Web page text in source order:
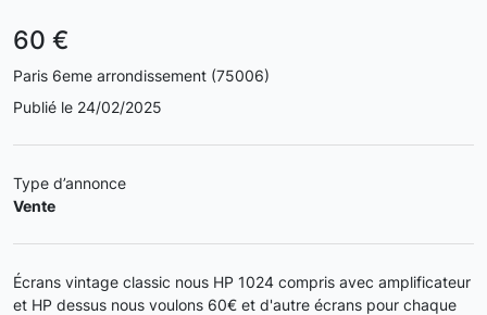
60 €
Paris 6eme arrondissement (75006)
Publié le 24/02/2025
Type d’annonce
Vente
Écrans vintage classic nous HP 1024 compris avec amplificateur
et HP dessus nous voulons 60€ et d'autre écrans pour chaque